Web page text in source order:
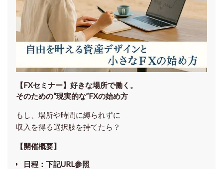
【FXセミナー】 好きな場所で働く。
そのための“現実的な”FXの始め方
もし、場所や時間に縛られずに
収入を得る選択肢を持てたら？
【開催概要】
日程：下記URL参照